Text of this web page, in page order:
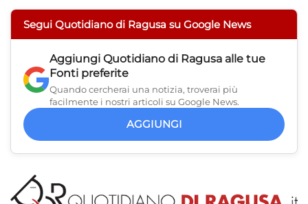
Segui Quotidiano di Ragusa su Google News
Aggiungi Quotidiano di Ragusa alle tue
Fonti preferite
Quando cercherai una notizia, troverai più
facilmente i nostri articoli su Google News.
AGGIUNGI